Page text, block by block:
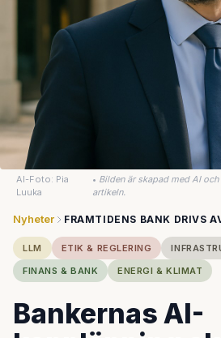
AI-Foto: Pia
Luuka
• Bilden är skapad med AI
artikeln.
Nyheter FRAMTIDENS BANK DRIVS
LLM ETIK & REGLERING
FINANS & BANK
ENERGI & KLIMAT
Bankernas AI-